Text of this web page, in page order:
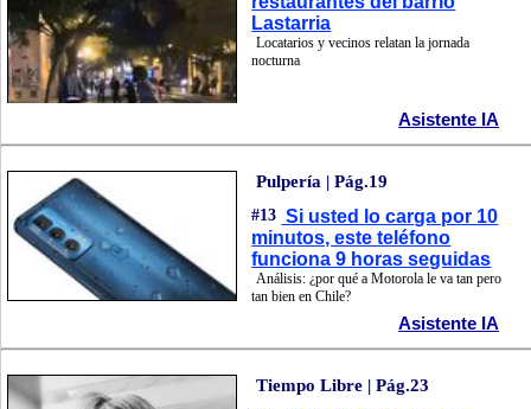
Lastarria
Locatarios y vecinos relatan la jornada
nocturna
Asistente IA
Pulpería | Pág.19
#13 Si usted lo carga por 10
minutos, este teléfono
funciona 9 horas seguidas
Análisis: ¿por qué a Motorola le va tan pero
tan bien en Chile?
Asistente IA
Tiempo Libre | Pág.23